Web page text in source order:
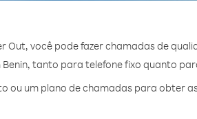
Out, você pode fazer chamadas de
tanto para telefone fixo quanto
ou um plano de chamadas para obter